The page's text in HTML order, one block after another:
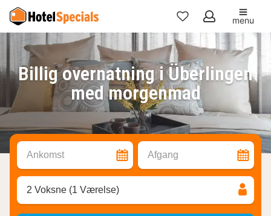
Mine
favoritter
menu
Billig overnatning i Überlingen
med morgenmad
Ankomst Afgang
2 Voksne (1 Værelse)